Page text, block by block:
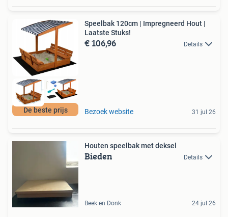
De beste prijs
Speelbak 120cm | Impregneerd Hout |
Laatste Stuks!
€ 106,96 Details
Bezoek website 31 jul 26
Houten speelbak met deksel
Bieden Details
Beek en Donk 24 jul 26